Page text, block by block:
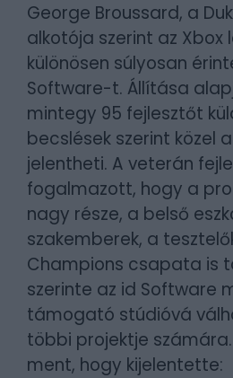
George Broussard, a
alkotója szerint az Xbox
különösen súlyosan
Software-t. Állítása
mintegy 95 fejlesztőt
becslések szerint közel
jelentheti. A veterán
fogalmazott, hogy a
nagy része, a belső
szakemberek, a
Champions csapata is
szerinte az id Software
támogató stúdióvá
többi projektje
ment, hogy kijelentette: